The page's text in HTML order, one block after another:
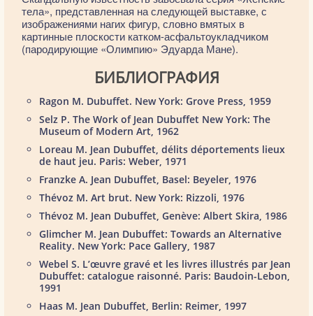
тела», представленная на следующей выставке, с
изображениями нагих фигур, словно вмятых в
картинные плоскости катком-асфальтоукладчиком
(пародирующие «Олимпию» Эдуарда Мане).
БИБЛИОГРАФИЯ
Ragon M. Dubuffet. New York: Grove Press, 1959
Selz P. The Work of Jean Dubuffet New York: The
Museum of Modern Art, 1962
Loreau M. Jean Dubuffet, délits déportements lieux
de haut jeu. Paris: Weber, 1971
Franzke A. Jean Dubuffet, Basel: Beyeler, 1976
Thévoz M. Art brut. New York: Rizzoli, 1976
Thévoz M. Jean Dubuffet, Genève: Albert Skira, 1986
Glimcher M. Jean Dubuffet: Towards an Alternative
Reality. New York: Pace Gallery, 1987
Webel S. L’œuvre gravé et les livres illustrés par Jean
Dubuffet: catalogue raisonné. Paris: Baudoin-Lebon,
1991
Haas M. Jean Dubuffet, Berlin: Reimer, 1997